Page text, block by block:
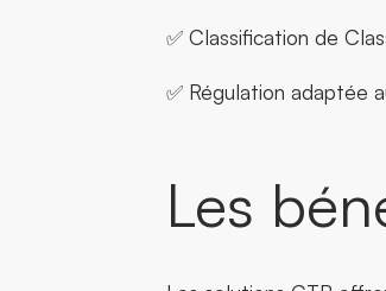
✅ Classification de
✅ Régulation adaptée
Les